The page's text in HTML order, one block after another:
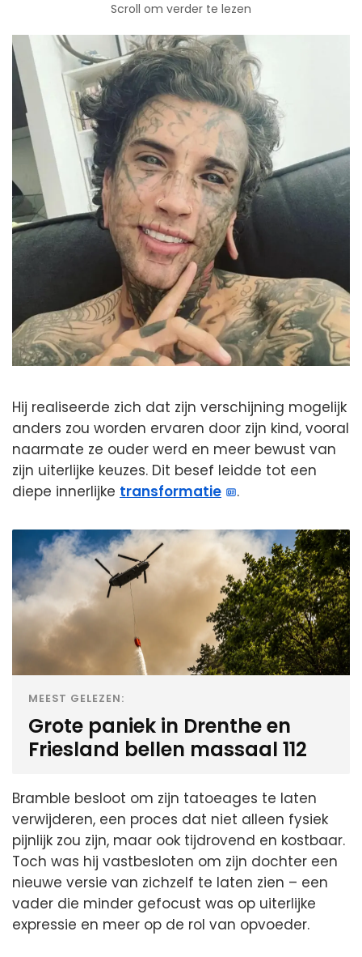
Scroll om verder te lezen
Hij realiseerde zich dat zijn verschijning mogelijk
anders zou worden ervaren door zijn kind, vooral
naarmate ze ouder werd en meer bewust van
zijn uiterlijke keuzes. Dit besef leidde tot een
diepe innerlijke transformatie .
MEEST GELEZEN:
Grote paniek in Drenthe en
Friesland bellen massaal 112
Bramble besloot om zijn tatoeages te laten
verwijderen, een proces dat niet alleen fysiek
pijnlijk zou zijn, maar ook tijdrovend en kostbaar.
Toch was hij vastbesloten om zijn dochter een
nieuwe versie van zichzelf te laten zien – een
vader die minder gefocust was op uiterlijke
expressie en meer op de rol van opvoeder.